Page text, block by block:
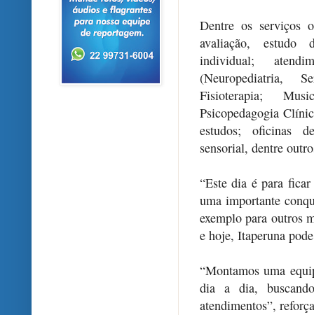
Dentre os serviços
avaliação, estudo
individual;
(Neuropediatria,
Fisioterapia;
Psicopedagogia
estudos; oficinas
sensorial, dentre
“Este dia é para
uma importante
exemplo para outros
e hoje, Itaperuna
“Montamos uma
dia a dia,
atendimentos”,